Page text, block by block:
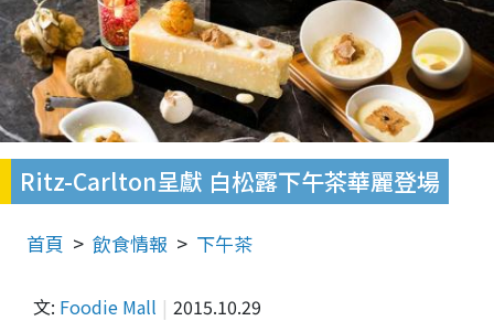
Ritz-Carlton呈獻 白松露下午茶華麗登場
首頁 飲食情報 下午茶
文: Foodie Mall 2015.10.29